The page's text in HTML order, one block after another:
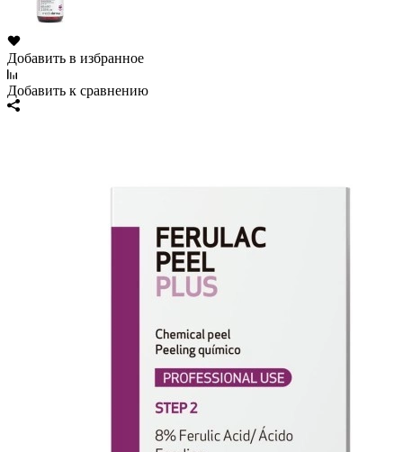
Добавить в избранное
Добавить к сравнению